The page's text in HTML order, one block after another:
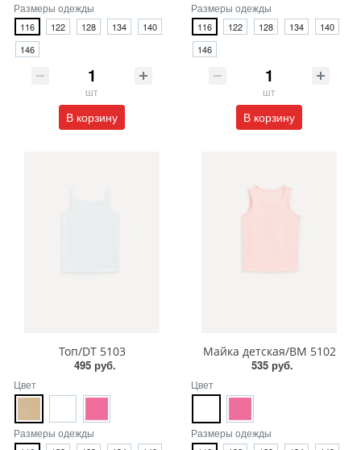
Размеры одежды
116 122 128 134
140
146
шт
В корзину
Размеры одежды
116 122 128 134
140
146
шт
В корзину
Топ/DT 5103
495 руб.
Цвет
Размеры одежды
Майка детская/BM 5102
535 руб.
Цвет
Размеры одежды